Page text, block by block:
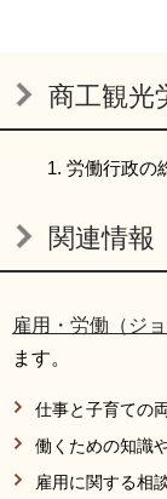
商工観光
労働行政の
関連情報
雇用・労働（ジョ
ます。
仕事と子育ての
働くための知識
雇用に関する相